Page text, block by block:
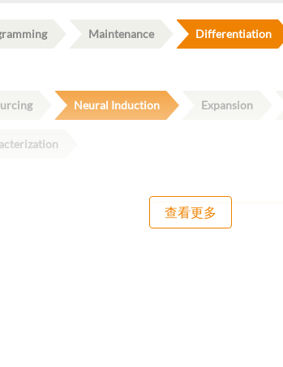
Maintenance Differentiation
Neural Induction Expansion
Cell Culture and Assay
查看更多